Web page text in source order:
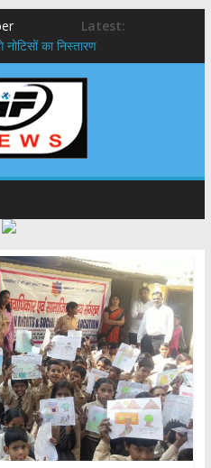
Latest:
का निस्तारण
मानसून-एसईओसी से मुख्य सचिव ने
खोला जाए, लोगों को न हो दिक्कत
में अनुसंधान संरचना होगी सुदृढ,उच्च
शिक्षा मंत्री से की मुलाकात
भेंट,उत्तराखण्ड में एनसीसी के
पर हुई महत्वपूर्ण चर्चा
विकास के लिए 25 बड़े प्रस्तावों को मिली